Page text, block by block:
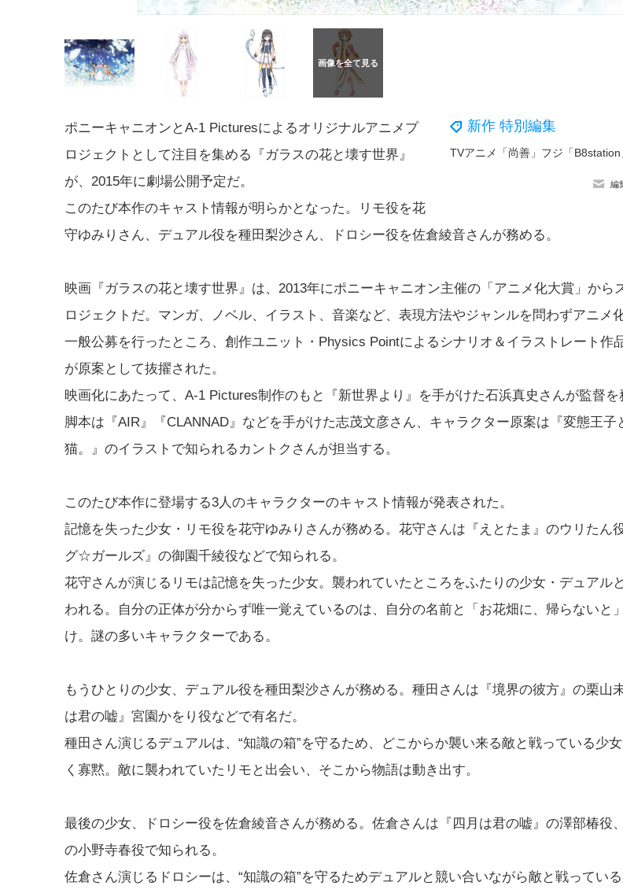
新作 特別編集
編
ポニーキャニオンとA-1 Picturesによるオリジナルアニメプ
ロジェクトとして注目を集める『ガラスの花と壊す世界』
が、2015年に劇場公開予定だ。
このたび本作のキャスト情報が明らかとなった。リモ役を花
守ゆみりさん、デュアル役を種田梨沙さん、ドロシー役を佐倉綾音さんが務める。
映画『ガラスの花と壊す世界』は、2013年にポニーキャニオン主催の「アニメ化大賞」から
ロジェクトだ。マンガ、ノベル、イラスト、音楽など、表現方法やジャンルを問わずアニメ
一般公募を行ったところ、創作ユニット・Physics Pointによるシナリオ＆イラストレート作
が原案として抜擢された。
映画化にあたって、A-1 Pictures制作のもと『新世界より』を手がけた石浜真史さんが監督を
脚本は『AIR』『CLANNAD』などを手がけた志茂文彦さん、キャラクター原案は『変態王子
猫。』のイラストで知られるカントクさんが担当する。
このたび本作に登場する3人のキャラクターのキャスト情報が発表された。
記憶を失った少女・リモ役を花守ゆみりさんが務める。花守さんは『えとたま』のウリたん
グ☆ガールズ』の御園千綾役などで知られる。
花守さんが演じるリモは記憶を失った少女。襲われていたところをふたりの少女・デュアル
われる。自分の正体が分からず唯一覚えているのは、自分の名前と「お花畑に、帰らないと
け。謎の多いキャラクターである。
もうひとりの少女、デュアル役を種田梨沙さんが務める。種田さんは『境界の彼方』の栗山
は君の嘘』宮園かをり役などで有名だ。
種田さん演じるデュアルは、“知識の箱”を守るため、どこからか襲い来る敵と戦っている少
く寡黙。敵に襲われていたリモと出会い、そこから物語は動き出す。
最後の少女、ドロシー役を佐倉綾音さんが務める。佐倉さんは『四月は君の嘘』の澤部椿役
の小野寺春役で知られる。
佐倉さん演じるドロシーは、“知識の箱”を守るためデュアルと競い合いながら敵と戦ってい